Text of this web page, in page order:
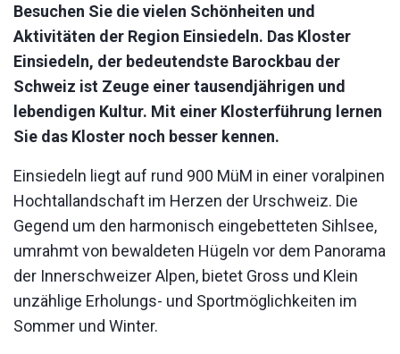
Besuchen Sie die vielen Schönheiten und
Aktivitäten der Region Einsiedeln. Das Kloster
Einsiedeln, der bedeutendste Barockbau der
Schweiz ist Zeuge einer tausendjährigen und
lebendigen Kultur. Mit einer Klosterführung lernen
Sie das Kloster noch besser kennen.
Einsiedeln liegt auf rund 900 MüM in einer voralpinen
Hochtallandschaft im Herzen der Urschweiz. Die
Gegend um den harmonisch eingebetteten Sihlsee,
umrahmt von bewaldeten Hügeln vor dem Panorama
der Innerschweizer Alpen, bietet Gross und Klein
unzählige Erholungs- und Sportmöglichkeiten im
Sommer und Winter.